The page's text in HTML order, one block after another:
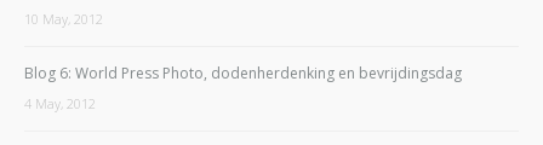
10 May, 2012
Blog 6: World Press Photo, dodenherdenking en bevrijdingsdag
4 May, 2012